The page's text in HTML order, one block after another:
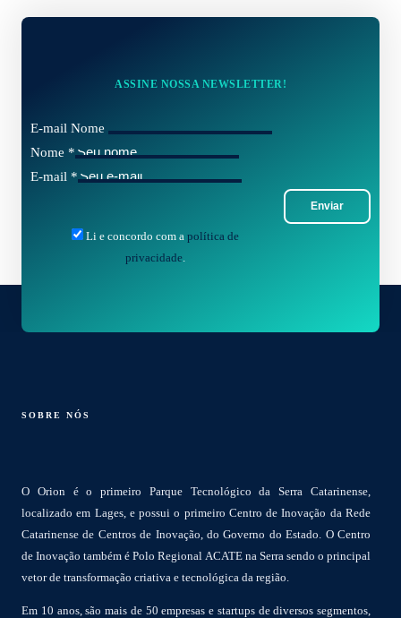
ASSINE NOSSA NEWSLETTER!
E-mail Nome
Nome *
E-mail *
Enviar
Li e concordo com a política de
privacidade.
SOBRE NÓS
O Orion é o primeiro Parque Tecnológico da Serra Catarinense,
localizado em Lages, e possui o primeiro Centro de Inovação da Rede
Catarinense de Centros de Inovação, do Governo do Estado. O Centro
de Inovação também é Polo Regional ACATE na Serra sendo o principal
vetor de transformação criativa e tecnológica da região.
Em 10 anos, são mais de 50 empresas e startups de diversos segmentos,